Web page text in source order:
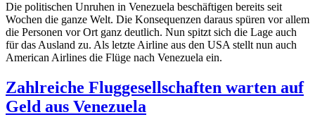
Die politischen Unruhen in Venezuela beschäftigen bereits seit
Wochen die ganze Welt. Die Konsequenzen daraus spüren vor allem
die Personen vor Ort ganz deutlich. Nun spitzt sich die Lage auch
für das Ausland zu. Als letzte Airline aus den USA stellt nun auch
American Airlines die Flüge nach Venezuela ein.
Zahlreiche Fluggesellschaften warten auf
Geld aus Venezuela